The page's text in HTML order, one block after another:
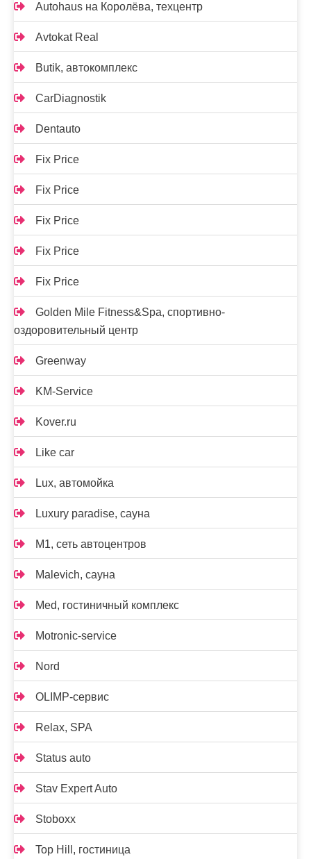
Autohaus на Королёва, техцентр
Avtokat Real
Butik, автокомплекс
CarDiagnostik
Dentauto
Fix Price
Fix Price
Fix Price
Fix Price
Fix Price
Golden Mile Fitness&Spa, спортивно-
оздоровительный центр
Greenway
KM-Service
Kover.ru
Like car
Lux, автомойка
Luxury paradise, сауна
M1, сеть автоцентров
Malevich, сауна
Med, гостиничный комплекс
Motronic-service
Nord
OLIMP-сервис
Relax, SPA
Status auto
Stav Expert Auto
Stoboxx
Top Hill, гостиница